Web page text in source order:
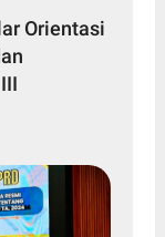
Orientasi